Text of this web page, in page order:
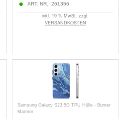
ART. NR.: 261356
inkl. 19 % MwSt. zzgl.
VERSANDKOSTEN
Samsung Galaxy S23 5G TPU Hülle - Bunter
Marmor